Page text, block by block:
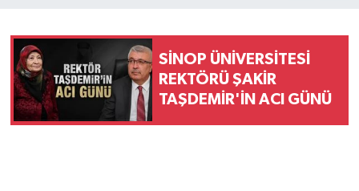
SİNOP ÜNİVERSİTESİ
REKTÖRÜ ŞAKİR
TAŞDEMİR'İN ACI GÜNÜ